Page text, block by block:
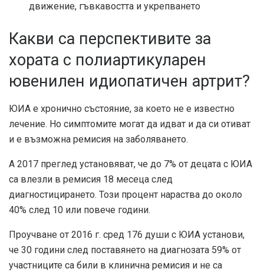
движение, гъвкавостта и укрепването
Какви са перспективите за
хората с полиартикуларен
ювенилен идиопатичен артрит?
ЮИА е хронично състояние, за което не е известно
лечение. Но симптомите могат да идват и да си отиват
и е възможна ремисия на заболяването.
А 2017 преглед установяват, че до 7% от децата с ЮИА
са влезли в ремисия 18 месеца след
диагностицирането. Този процент нараства до около
40% след 10 или повече години.
Проучване от 2016 г. сред 176 души с ЮИА установи,
че 30 години след поставянето на диагнозата 59% от
участниците са били в клинична ремисия и не са